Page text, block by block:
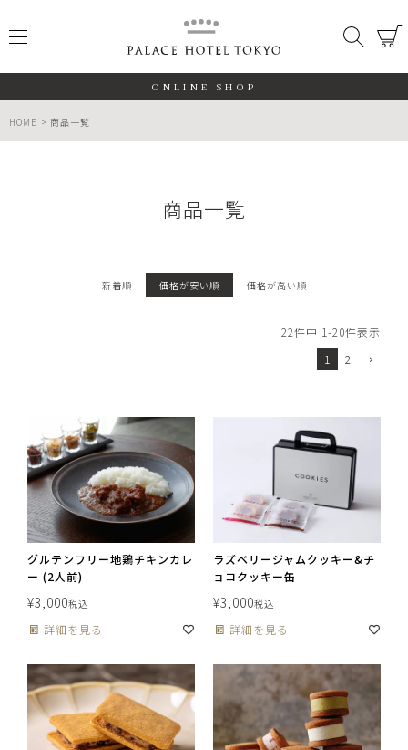
検索
ONLINE SHOP
HOME 商品一覧
商品一覧
新着順 価格が安い順 価格が高い順
22件中 1-20件表示
1
2
グルテンフリー地鶏チキンカレ
ー (2人前)
¥3,000税込
詳細を見る
ラズベリージャムクッキー&チ
ョコクッキー缶
¥3,000税込
詳細を見る
数量限定